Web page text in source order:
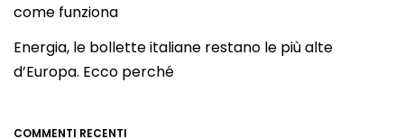
come funziona
Energia, le bollette italiane restano le più alte
d’Europa. Ecco perché
COMMENTI RECENTI